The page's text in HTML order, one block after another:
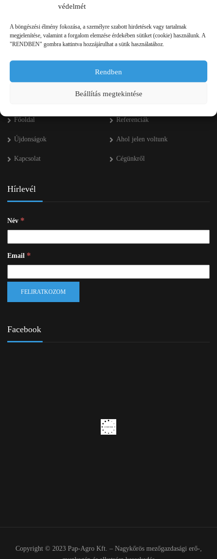
védelmét
A böngészési élmény fokozása, a személyre szabott hirdetések vagy tartalmak
megjelenítése, valamint a forgalom elemzése érdekében sütiket (cookie) használunk. A
"RENDBEN" gombra kattintva hozzájárulhat a sütik használatához.
Rendben
Beállítás megtekintése
2750 Nagykőrös Alsójárás d. 1/a
+36 20 334 43 28
+36 53 552 283
info kukac pap-agro.eu
Főoldal Referenciák
Újdonságok Ahol jelen voltunk
Kapcsolat Cégünkről
Hírlevél
Név *
Email *
Facebook
Copyright © 2023 Pap-Agro Kft. – Nagykőrös mezőgazdasági erő-,